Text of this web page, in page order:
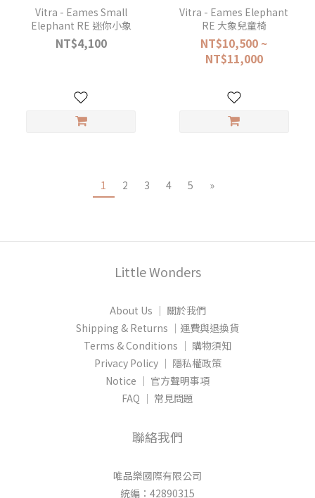
Vitra - Eames Small
Elephant RE 迷你小象
NT$4,100
Vitra - Eames Elephant
RE 大象兒童椅
NT$10,500 ~
NT$11,000
1 2 3 4 5 »
Little Wonders
About Us │ 關於我們
Shipping & Returns │運費與退換貨
Terms & Conditions │ 購物須知
Privacy Policy │ 隱私權政策
Notice │ 官方聲明事項
FAQ │ 常見問題
聯絡我們
唯品樂國際有限公司
統編：42890315